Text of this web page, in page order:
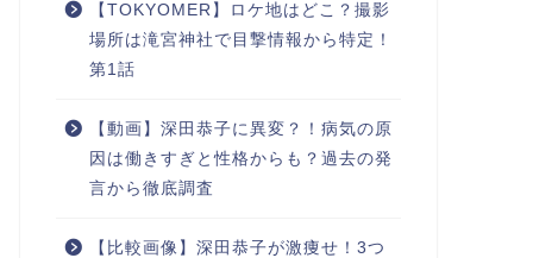
【TOKYOMER】ロケ地はどこ？撮影
場所は滝宮神社で目撃情報から特定！
第1話
【動画】深田恭子に異変？！病気の原
因は働きすぎと性格からも？過去の発
言から徹底調査
【比較画像】深田恭子が激痩せ！3つ